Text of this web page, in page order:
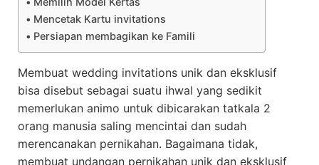
Mencetak Kartu invitations
Persiapan membagikan ke Famili
Membuat wedding invitations unik dan eksklusif
bisa disebut sebagai suatu ihwal yang sedikit
memerlukan animo untuk dibicarakan tatkala 2
orang manusia saling mencintai dan sudah
merencanakan pernikahan. Bagaimana tidak,
membuat undangan pernikahan unik dan eksklusif